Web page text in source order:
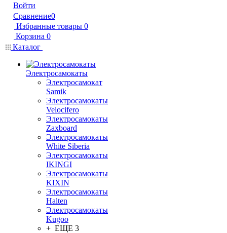
Войти
Сравнение0
Избранные товары 0
Корзина 0
Каталог
Электросамокаты
Электросамокат
Samik
Электросамокаты
Velocifero
Электросамокаты
Zaxboard
Электросамокаты
White Siberia
Электросамокаты
IKINGI
Электросамокаты
KIXIN
Электросамокаты
Halten
Электросамокаты
Kugoo
+ ЕЩЕ 3